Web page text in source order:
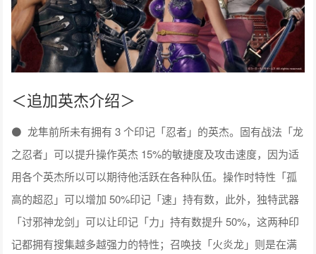
＜追加英杰介绍＞
⚫ 龙隼前所未有拥有 3 个印记「忍者」的英杰。固有战法「龙
之忍者」可以提升操作英杰 15%的敏捷度及攻击速度，因为适
用各个英杰所以可以期待他活跃在各种队伍。操作时特性「孤
高的超忍」可以增加 50%印记「速」持有数，此外，独特武器
「讨邪神龙剑」可以让印记「力」持有数提升 50%，这两种印
记都拥有搜集越多越强力的特性；召唤技「火炎龙」则是在满